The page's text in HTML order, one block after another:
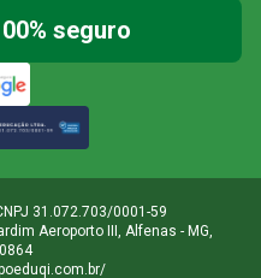
seguro
31.072.703/0001-59
Aeroporto III, Alfenas - MG,